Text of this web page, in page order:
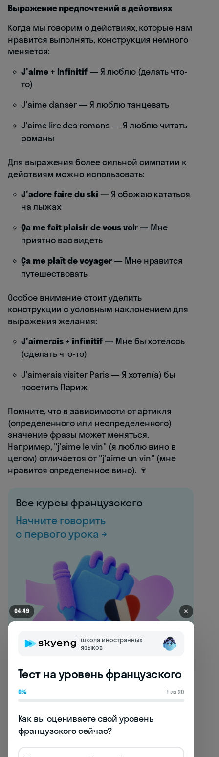
Выражение предпочтений в действиях
Когда мы говорим о действиях, которые нам
нравится выполнять, конструкция немного
меняется:
J'aime + infinitif — Я люблю (делать что-
то)
J'aime danser — Я люблю танцевать
J'aime lire des romans — Я люблю читать
романы
Для выражения более сильной симпатии к
действиям можно использовать:
J'adore faire du ski — Я обожаю кататься
на лыжах
Ça me fait plaisir de vous voir — Мне
приятно вас видеть
Ça me plaît de voyager— Мне нравится
путешествовать
Особое внимание стоит уделить
конструкции с условным наклонением для
выражения желания:
J'aimerais + infinitif— Мне бы хотелось
(сделать что-то)
J'aimerais visiter Paris — Я хотел(а) бы
посетить Париж
Помните, что в зависимости от артикля
(определенного или неопределенного)
значение фразы может меняться.
Например, "j'aime le vin" (я люблю вино в
целом) отличается от "j'aime un vin" (мне
нравится определенное вино). 🍷
Все курсы французского
Начните говорить
с первого урока →
альтернативные фразы по-
французски
Помимо стандартного "j'aime", французский
язык предлагает богатый арсенал
альтернативных выражений, которые
помогут разнообразить вашу речь и точнее
04:49 ✕
школа иностранных
языков
Тест на уровень французского
0% 1 из 20
Как вы оцениваете свой уровень
французского сейчас?